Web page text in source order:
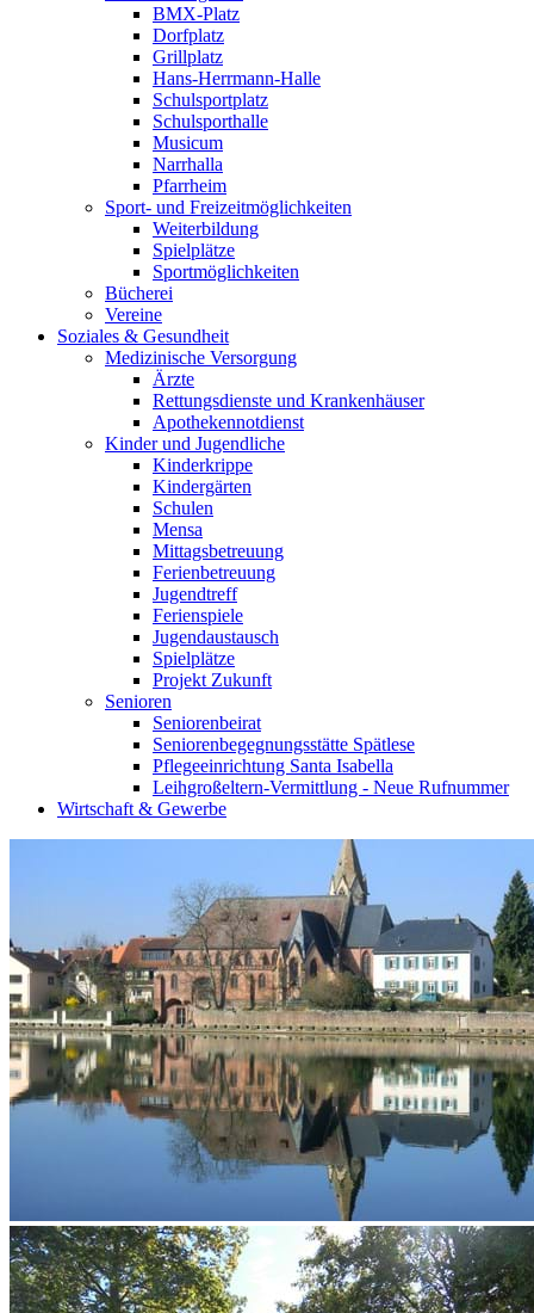
BMX-Platz
Dorfplatz
Grillplatz
Hans-Herrmann-Halle
Schulsportplatz
Schulsporthalle
Musicum
Narrhalla
Pfarrheim
Sport- und Freizeitmöglichkeiten
Weiterbildung
Spielplätze
Sportmöglichkeiten
Bücherei
Vereine
Soziales & Gesundheit
Medizinische Versorgung
Ärzte
Rettungsdienste und Krankenhäuser
Apothekennotdienst
Kinder und Jugendliche
Kinderkrippe
Kindergärten
Schulen
Mensa
Mittagsbetreuung
Ferienbetreuung
Jugendtreff
Ferienspiele
Jugendaustausch
Spielplätze
Projekt Zukunft
Senioren
Seniorenbeirat
Seniorenbegegnungsstätte Spätlese
Pflegeeinrichtung Santa Isabella
Leihgroßeltern-Vermittlung - Neue Rufnummer
Wirtschaft & Gewerbe